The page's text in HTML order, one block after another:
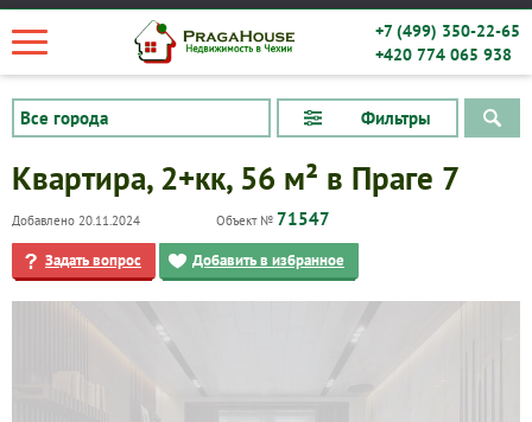
+7 (499) 350-22-65
+420 774 065 938
Фильтры
Квартира, 2+кк, 56 м² в Праге 7
Добавлено 20.11.2024 Объект № 71547
Задать вопрос Добавить в избранное